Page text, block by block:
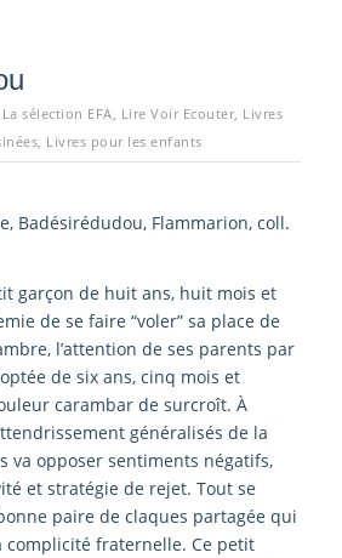
La sélection EFA, Lire Voir Ecouter, Livres
, Livres pour les enfants
Badésirédudou, Flammarion, coll.
garçon de huit ans, huit mois et
de se faire “voler” sa place de
l’attention de ses parents par
de six ans, cinq mois et
carambar de surcroît. À
généralisés de la
va opposer sentiments négatifs,
et stratégie de rejet. Tout se
paire de claques partagée qui
complicité fraternelle. Ce petit